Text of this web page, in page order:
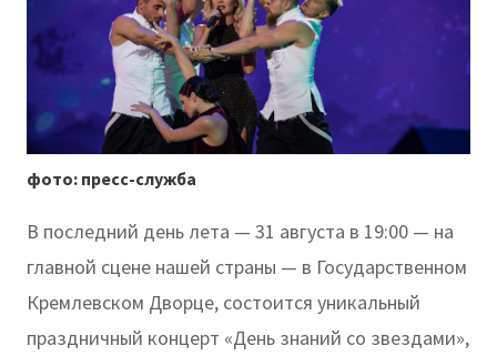
фото: пресс-служба
В последний день лета — 31 августа в 19:00 — на
главной сцене нашей страны — в Государственном
Кремлевском Дворце, состоится уникальный
праздничный концерт «День знаний со звездами»,